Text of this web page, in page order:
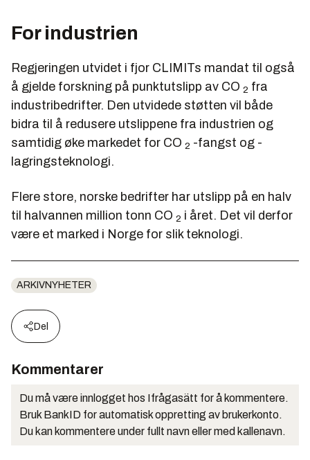
For industrien
Regjeringen utvidet i fjor CLIMITs mandat til også
å gjelde forskning på punktutslipp av CO 2 fra
industribedrifter. Den utvidede støtten vil både
bidra til å redusere utslippene fra industrien og
samtidig øke markedet for CO 2 -fangst og -
lagringsteknologi.
Flere store, norske bedrifter har utslipp på en halv
til halvannen million tonn CO 2 i året. Det vil derfor
være et marked i Norge for slik teknologi.
ARKIVNYHETER
Del
Kommentarer
Du må være innlogget hos Ifrågasätt for å kommentere.
Bruk BankID for automatisk oppretting av brukerkonto.
Du kan kommentere under fullt navn eller med kallenavn.